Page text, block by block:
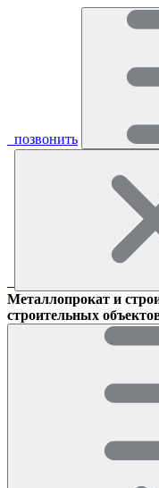
позвонить
Металлопрокат и
строительных